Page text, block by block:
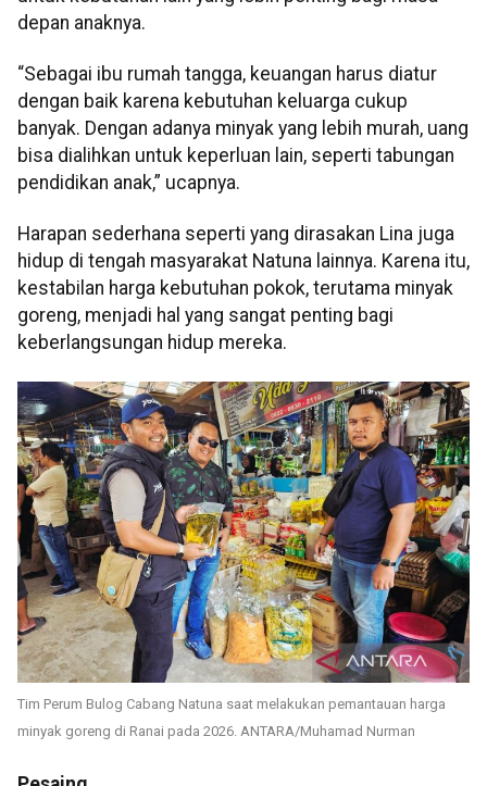
depan anaknya.
“Sebagai ibu rumah tangga, keuangan harus diatur
dengan baik karena kebutuhan keluarga cukup
banyak. Dengan adanya minyak yang lebih murah, uang
bisa dialihkan untuk keperluan lain, seperti tabungan
pendidikan anak,” ucapnya.
Harapan sederhana seperti yang dirasakan Lina juga
hidup di tengah masyarakat Natuna lainnya. Karena itu,
kestabilan harga kebutuhan pokok, terutama minyak
goreng, menjadi hal yang sangat penting bagi
keberlangsungan hidup mereka.
Tim Perum Bulog Cabang Natuna saat melakukan pemantauan harga
minyak goreng di Ranai pada 2026. ANTARA/Muhamad Nurman